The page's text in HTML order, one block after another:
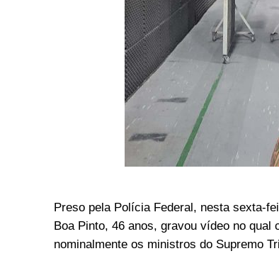
Preso pela Polícia Federal, nesta sexta-
Boa Pinto, 46 anos, gravou vídeo no
nominalmente os ministros do Supremo